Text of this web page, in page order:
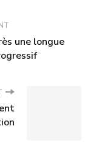
une longue